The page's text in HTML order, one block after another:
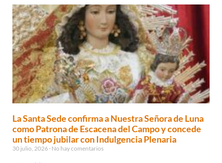
La Santa Sede confirma a Nuestra Señora de Luna
como Patrona de Escacena del Campo y concede
un tiempo jubilar con Indulgencia Plenaria
30 julio, 2026 No hay comentarios